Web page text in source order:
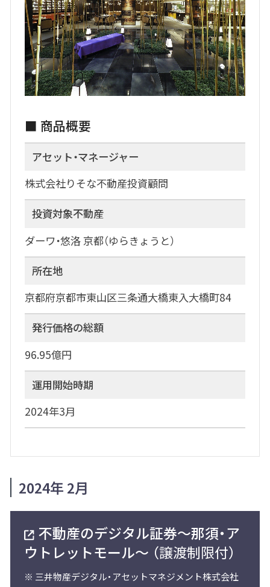
■ 商品概要
アセット・マネージャー
株式会社りそな不動産投資顧問
投資対象不動産
ダーワ・悠洛 京都（ゆらきょうと）
所在地
京都府京都市東山区三条通大橋東入大橋町84
発行価格の総額
96.95億円
運用開始時期
2024年3月
2024年 2月
不動産のデジタル証券～那須・ア
ウトレットモール～ （譲渡制限付）
※ 三井物産デジタル・アセットマネジメント株式会社